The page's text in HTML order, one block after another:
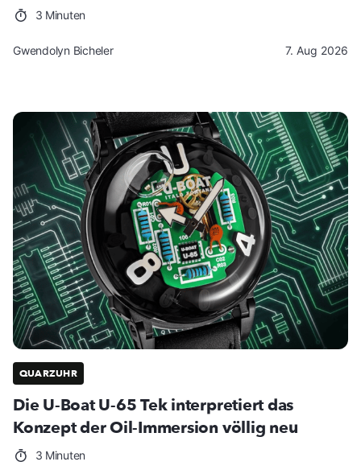
3 Minuten
Gwendolyn Bicheler 7. Aug 2026
QUARZUHR
Die U-Boat U-65 Tek interpretiert das
Konzept der Oil-Immersion völlig neu
3 Minuten